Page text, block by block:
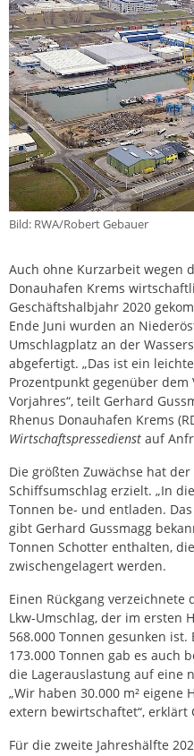
Bild: RWA/Robert Gebauer
Auch ohne Kurzarbeit wegen
Donauhafen Krems
Geschäftshalbjahr 2020
Ende Juni wurden an
Umschlagplatz an der
abgefertigt. „Das ist ein
Prozentpunkt gegenüber dem
Vorjahres“, teilt Gerhard
Rhenus Donauhafen Krems
Wirtschaftspressedienst auf
Die größten Zuwächse hat
Schiffsumschlag erzielt. „In
Tonnen be- und entladen.
gibt Gerhard Gussmagg
Tonnen Schotter enthalten,
zwischengelagert werden.
Einen Rückgang
Lkw-Umschlag, der im ersten
568.000 Tonnen gesunken
173.000 Tonnen gab es auch
die Lagerauslastung auf eine
„Wir haben 30.000 m² eigene
extern bewirtschaftet“, erklärt
Für die zweite Jahreshälfte